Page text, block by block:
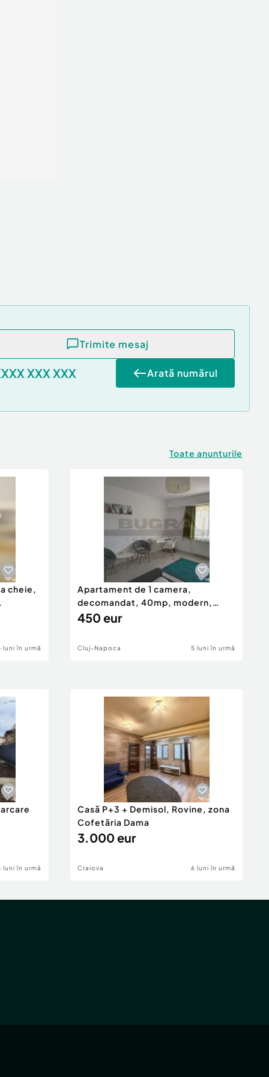
Trimite mesaj
XXX XXX Arată numărul
Toate anunturile
cheie,
luni în urmă
Apartament de 1 camera,
decomandat, 40mp, modern,
zona Go...
450 eur
Cluj-Napoca 5 luni în urmă
luni în urmă
Casă P+3 + Demisol, Rovine, zona
Cofetăria Dama
3.000 eur
Craiova 6 luni în urmă